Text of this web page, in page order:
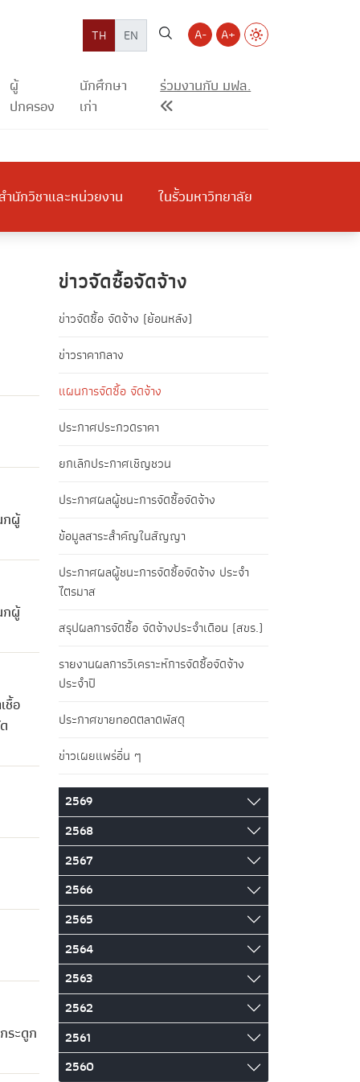
TH EN A- A+
ผู้
ปกครอง
นักศึกษา
เก่า
ร่วมงานกับ มฟล.
ำนักวิชาและหน่วยงาน ในรั้วมหาวิทยาลัย
กผู้
กผู้
ชื้อ
ระดูก
ข่าวจัดซื้อจัดจ้าง
ข่าวจัดซื้อ จัดจ้าง (ย้อนหลัง)
ข่าวราคากลาง
แผนการจัดซื้อ จัดจ้าง
ประกาศประกวดราคา
ยกเลิกประกาศเชิญชวน
ประกาศผลผู้ชนะการจัดซื้อจัดจ้าง
ข้อมูลสาระสำคัญในสัญญา
ประกาศผลผู้ชนะการจัดซื้อจัดจ้าง ประจำ
ไตรมาส
สรุปผลการจัดซื้อ จัดจ้างประจำเดือน (สขร.)
รายงานผลการวิเคราะห์การจัดซื้อจัดจ้าง
ประจำปี
ประกาศขายทอดตลาดพัสดุ
ข่าวเผยแพร่อื่น ๆ
2569
2568
2567
2566
2565
2564
2563
2562
2561
2560